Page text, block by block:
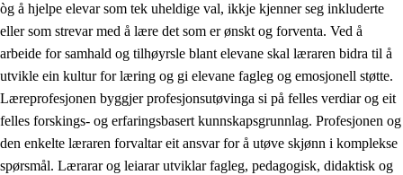
3.4 Opplæring i lærebedrift og arbeidsliv
3.5 Profesjonsfellesskap og skoleutvikling
òg å hjelpe elevar som tek uheldige val, ikkje kjenner seg inkluderte
eller som strevar med å lære det som er ønskt og forventa. Ved å
arbeide for samhald og tilhøyrsle blant elevane skal læraren bidra til å
utvikle ein kultur for læring og gi elevane fagleg og emosjonell støtte.
Læreprofesjonen byggjer profesjonsutøvinga si på felles verdiar og eit
felles forskings- og erfaringsbasert kunnskapsgrunnlag. Profesjonen og
den enkelte læraren forvaltar eit ansvar for å utøve skjønn i komplekse
spørsmål. Lærarar og leiarar utviklar fagleg, pedagogisk, didaktisk og